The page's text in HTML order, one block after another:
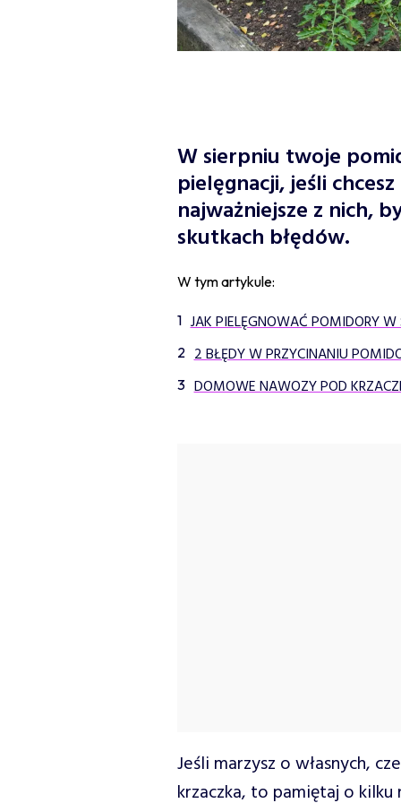
W sierpniu twoje
pielęgnacji, jeśli
najważniejsze z nich,
skutkach błędów.
W tym artykule:
JAK PIELĘGNOWAĆ POMIDORY W
2 BŁĘDY W PRZYCINANIU
DOMOWE NAWOZY POD
Jeśli marzysz o własnych,
krzaczka, to pamiętaj o kilku